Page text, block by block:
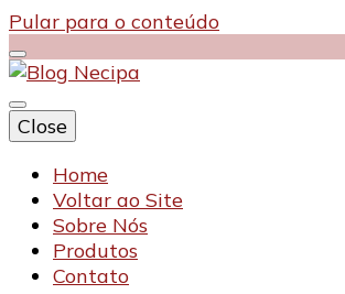
Pular para o conteúdo
Blog Necipa
Close
Home
Voltar ao Site
Sobre Nós
Produtos
Contato